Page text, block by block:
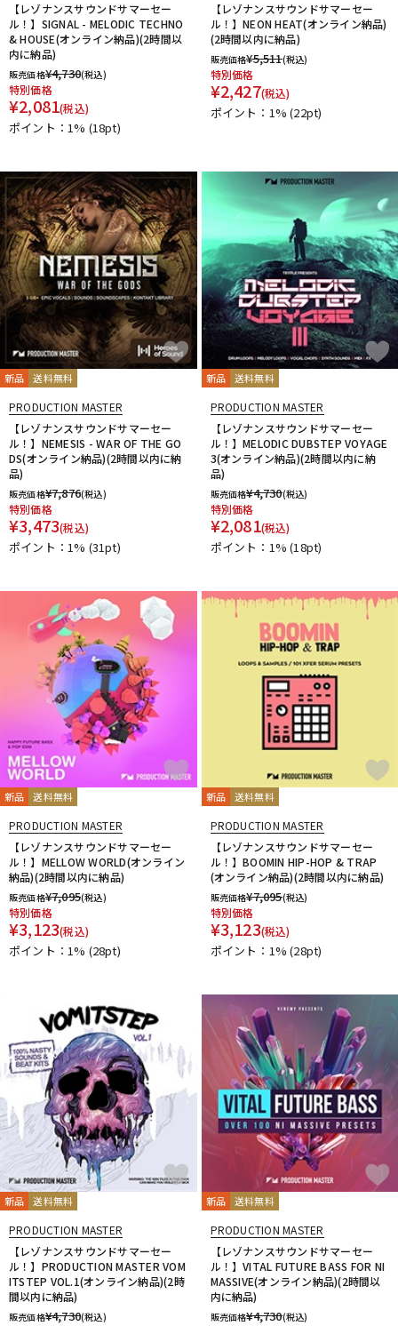
【レゾナンスサウンドサマーセー
ル！】SIGNAL - MELODIC TECHNO
& HOUSE(オンライン納品)(2時間以
内に納品)
販売価格¥4,730(税込)
特別価格
¥2,081(税込)
ポイント：1% (18pt)
【レゾナンスサウンドサマーセー
ル！】NEON HEAT(オンライン納品)
(2時間以内に納品)
販売価格¥5,511(税込)
特別価格
¥2,427(税込)
ポイント：1%(22pt)
新品 送料無料
PRODUCTION MASTER
【レゾナンスサウンドサマーセー
ル！】NEMESIS - WAR OF THE GO
DS(オンライン納品)(2時間以内に納
品)
販売価格¥7,876(税込)
特別価格
¥3,473(税込)
ポイント：1% (31pt)
新品 送料無料
PRODUCTION MASTER
【レゾナンスサウンドサマーセー
ル！】MELODIC DUBSTEP VOYAGE
3(オンライン納品)(2時間以内に納
品)
販売価格¥4,730(税込)
特別価格
¥2,081(税込)
ポイント：1%(18pt)
新品 送料無料
PRODUCTION MASTER
【レゾナンスサウンドサマーセー
ル！】MELLOW WORLD(オンライン
納品)(2時間以内に納品)
販売価格¥7,095(税込)
特別価格
¥3,123(税込)
ポイント：1% (28pt)
新品 送料無料
PRODUCTION MASTER
【レゾナンスサウンドサマーセー
ル！】BOOMIN HIP-HOP & TRAP
(オンライン納品)(2時間以内に納品)
販売価格¥7,095(税込)
特別価格
¥3,123(税込)
ポイント：1%(28pt)
新品 送料無料
PRODUCTION MASTER
【レゾナンスサウンドサマーセー
ル！】PRODUCTION MASTER VOM
ITSTEP VOL.1(オンライン納品)(2時
間以内に納品)
販売価格¥4,730(税込)
新品 送料無料
PRODUCTION MASTER
【レゾナンスサウンドサマーセー
ル！】VITAL FUTURE BASS FOR NI
MASSIVE(オンライン納品)(2時間以
内に納品)
販売価格¥4,730(税込)